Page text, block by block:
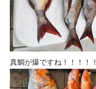
真鯛が爆ですね！！！！！